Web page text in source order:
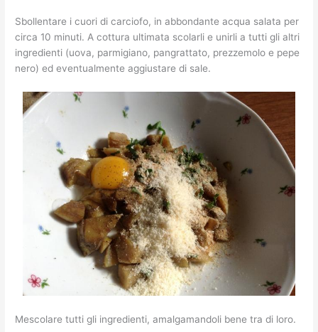
Sbollentare i cuori di carciofo, in abbondante acqua salata per
circa 10 minuti. A cottura ultimata scolarli e unirli a tutti gli altri
ingredienti (uova, parmigiano, pangrattato, prezzemolo e pepe
nero) ed eventualmente aggiustare di sale.
Mescolare tutti gli ingredienti, amalgamandoli bene tra di loro.